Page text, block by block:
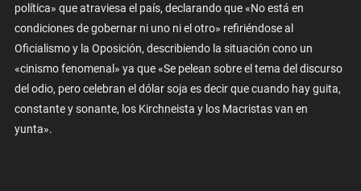
política» que atraviesa el país, declarando que «No está en
condiciones de gobernar ni uno ni el otro» refiriéndose al
Oficialismo y la Oposición, describiendo la situación cono un
«cinismo fenomenal» ya que «Se pelean sobre el tema del discurso
del odio, pero celebran el dólar soja es decir que cuando hay guita,
constante y sonante, los Kirchneista y los Macristas van en
yunta».